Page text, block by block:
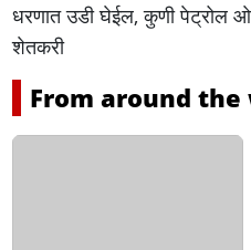
धरणात उडी घेईल, कुणी पेट्रोल
शेतकरी
From around the